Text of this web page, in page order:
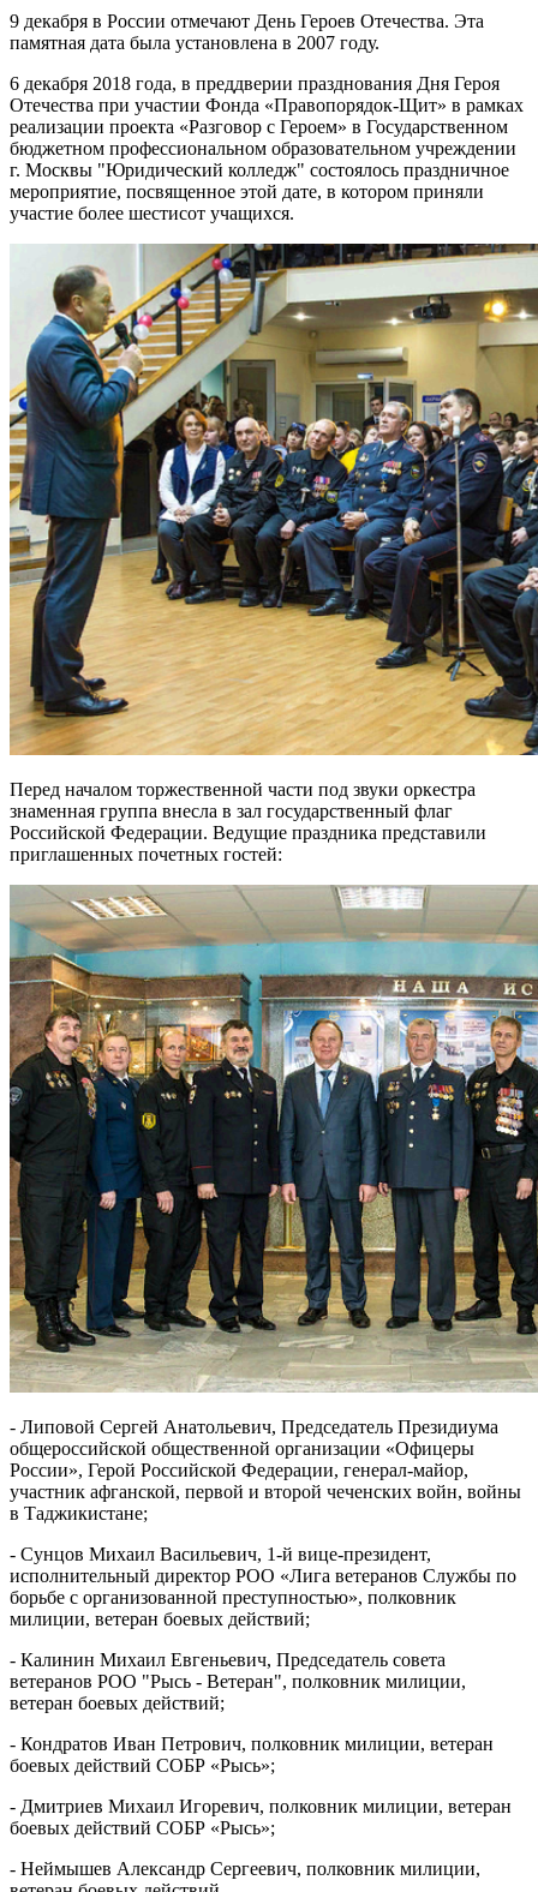
9 декабря в России отмечают День Героев Отечества. Эта
памятная дата была установлена в 2007 году.
6 декабря 2018 года, в преддверии празднования Дня Героя
Отечества при участии Фонда «Правопорядок-Щит» в рамках
реализации проекта «Разговор с Героем» в Государственном
бюджетном профессиональном образовательном учреждении
г. Москвы "Юридический колледж" состоялось праздничное
мероприятие, посвященное этой дате, в котором приняли
участие более шестисот учащихся.
Перед началом торжественной части под звуки оркестра
знаменная группа внесла в зал государственный флаг
Российской Федерации. Ведущие праздника представили
приглашенных почетных гостей:
- Липовой Сергей Анатольевич, Председатель Президиума
общероссийской общественной организации «Офицеры
России», Герой Российской Федерации, генерал-майор,
участник афганской, первой и второй чеченских войн, войны
в Таджикистане;
- Сунцов Михаил Васильевич, 1-й вице-президент,
исполнительный директор РОО «Лига ветеранов Службы по
борьбе с организованной преступностью», полковник
милиции, ветеран боевых действий;
- Калинин Михаил Евгеньевич, Председатель совета
ветеранов РОО "Рысь - Ветеран", полковник милиции,
ветеран боевых действий;
- Кондратов Иван Петрович, полковник милиции, ветеран
боевых действий СОБР «Рысь»;
- Дмитриев Михаил Игоревич, полковник милиции, ветеран
боевых действий СОБР «Рысь»;
- Неймышев Александр Сергеевич, полковник милиции,